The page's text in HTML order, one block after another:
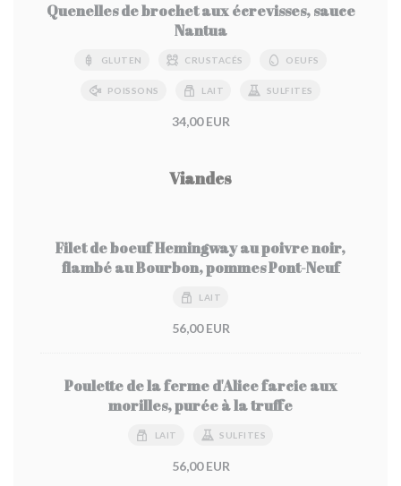
Quenelles de brochet aux écrevisses, sauce
Nantua
GLUTEN CRUSTACÉS OEUFS
POISSONS LAIT SULFITES
34,00 EUR
Viandes
Filet de boeuf Hemingway au poivre noir,
flambé au Bourbon, pommes Pont-Neuf
LAIT
56,00 EUR
Poulette de la ferme d'Alice farcie aux
morilles, purée à la truffe
LAIT SULFITES
56,00 EUR